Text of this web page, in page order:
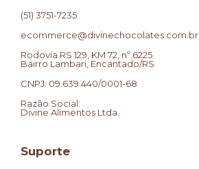
(51) 3751-7235
ecommerce@divinechocolates.com.br
Rodovia RS 129, KM 72, nº 6225.
Bairro Lambari, Encantado/RS
CNPJ: 09.639.440/0001-68
Razão Social:
Divine Alimentos Ltda.
Suporte